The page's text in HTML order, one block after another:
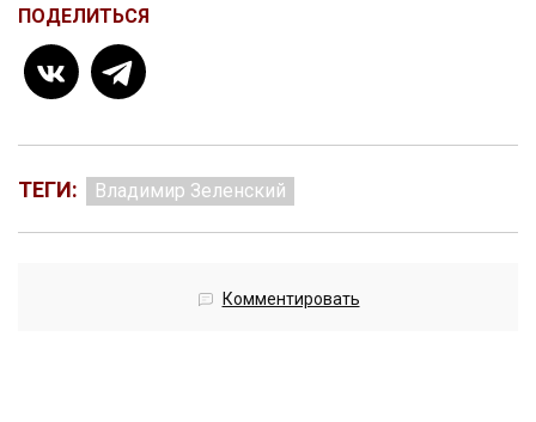
ПОДЕЛИТЬСЯ
ТЕГИ: Владимир Зеленский
Комментировать